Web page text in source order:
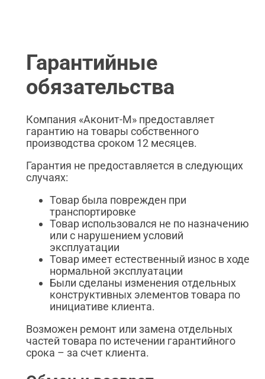
Гарантийные
обязательства
Компания «Аконит-М» предоставляет
гарантию на товары собственного
производства сроком 12 месяцев.
Гарантия не предоставляется в следующих
случаях:
Товар была поврежден при
транспортировке
Товар использовался не по назначению
или с нарушением условий
эксплуатации
Товар имеет естественный износ в ходе
нормальной эксплуатации
Были сделаны изменения отдельных
конструктивных элементов товара по
инициативе клиента.
Возможен ремонт или замена отдельных
частей товара по истечении гарантийного
срока – за счет клиента.